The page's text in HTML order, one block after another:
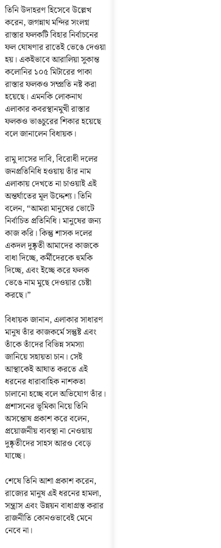
তিনি উদাহরণ হিসেবে উল্লেখ
করেন, জগন্নাথ মন্দির সংলগ্ন
রাস্তার ফলকটি বিহার নির্বাচনের
ফল ঘোষণার রাতেই ভেঙে দেওয়া
হয়। একইভাবে আরালিয়া সুকান্ত
কলোনির ১০৫ মিটারের পাকা
রাস্তার ফলকও সম্প্রতি নষ্ট করা
হয়েছে। এমনকি লোকনাথ
এলাকার কবরস্থানমুখী রাস্তার
ফলকও ভাঙচুরের শিকার হয়েছে
বলে জানালেন বিধায়ক।
রামু দাসের দাবি, বিরোধী দলের
জনপ্রতিনিধি হওয়ায় তাঁর নাম
এলাকায় দেখতে না চাওয়াই এই
অন্তর্ঘাতের মূল উদ্দেশ্য। তিনি
বলেন, “আমরা মানুষের ভোটে
নির্বাচিত প্রতিনিধি। মানুষের জন্য
কাজ করি। কিন্তু শাসক দলের
একদল দুষ্কৃতী আমাদের কাজকে
বাধা দিচ্ছে, কর্মীদেরকে হুমকি
দিচ্ছে, এবং ইচ্ছে করে ফলক
ভেঙে নাম মুছে দেওয়ার চেষ্টা
করছে।”
বিধায়ক জানান, এলাকার সাধারণ
মানুষ তাঁর কাজকর্মে সন্তুষ্ট এবং
তাঁকে তাঁদের বিভিন্ন সমস্যা
জানিয়ে সহায়তা চান। সেই
আস্থাকেই আঘাত করতে এই
ধরনের ধারাবাহিক নাশকতা
চালানো হচ্ছে বলে অভিযোগ তাঁর।
প্রশাসনের ভূমিকা নিয়ে তিনি
অসন্তোষ প্রকাশ করে বলেন,
প্রয়োজনীয় ব্যবস্থা না নেওয়ায়
দুষ্কৃতীদের সাহস আরও বেড়ে
যাচ্ছে।
শেষে তিনি আশা প্রকাশ করেন,
রাজ্যের মানুষ এই ধরনের হামলা,
সন্ত্রাস এবং উন্নয়ন বাধাগ্রস্ত করার
রাজনীতি কোনওভাবেই মেনে
নেবে না।